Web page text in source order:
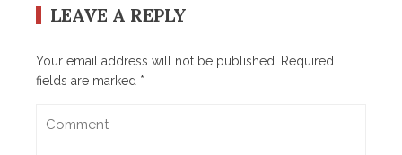
LEAVE A REPLY
Your email address will not be published.
Required
fields are marked *